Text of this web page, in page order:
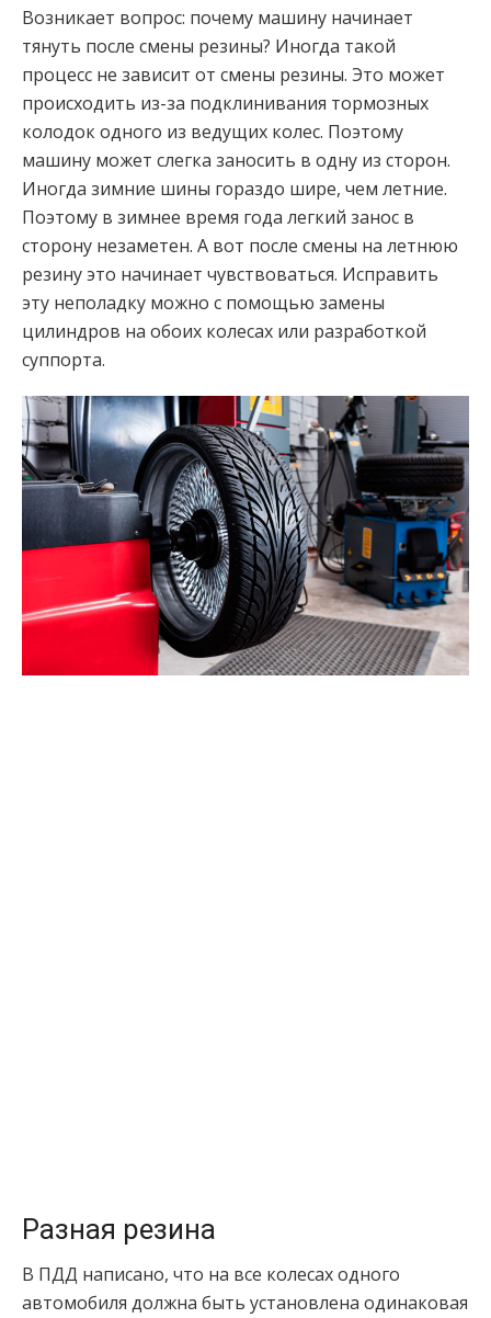
Возникает вопрос: почему машину начинает
тянуть после смены резины? Иногда такой
процесс не зависит от смены резины. Это может
происходить из-за подклинивания тормозных
колодок одного из ведущих колес. Поэтому
машину может слегка заносить в одну из сторон.
Иногда зимние шины гораздо шире, чем летние.
Поэтому в зимнее время года легкий занос в
сторону незаметен. А вот после смены на летнюю
резину это начинает чувствоваться. Исправить
эту неполадку можно с помощью замены
цилиндров на обоих колесах или разработкой
суппорта.
Разная резина
В ПДД написано, что на все колесах одного
автомобиля должна быть установлена одинаковая